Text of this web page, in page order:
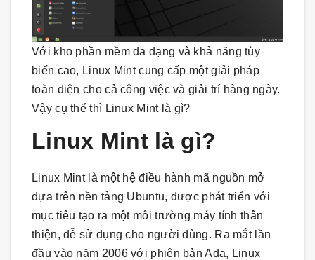
Với kho phần mềm đa dạng và khả năng tùy
biến cao, Linux Mint cung cấp một giải pháp
toàn diện cho cả công việc và giải trí hàng ngày.
Vậy cụ thể thì Linux Mint là gì?
Linux Mint là gì?
Linux Mint là một hệ điều hành mã nguồn mở
dựa trên nền tảng Ubuntu, được phát triển với
mục tiêu tạo ra một môi trường máy tính thân
thiện, dễ sử dụng cho người dùng. Ra mắt lần
đầu vào năm 2006 với phiên bản Ada, Linux